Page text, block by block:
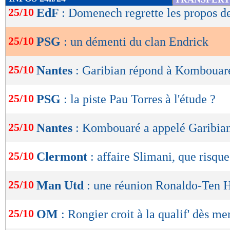
de
OK
25/10 EdF : Domenech regrette les propos
25/10 PSG : un démenti du clan Endrick
25/10 Nantes : Garibian répond à
25/10 PSG : la piste Pau Torres à l'étude ?
25/10 Nantes : Kombouaré a appelé
25/10 Clermont : affaire Slimani, que
25/10 Man Utd : une réunion Ronaldo-Ten
25/10 OM : Rongier croit à la qualif' dès